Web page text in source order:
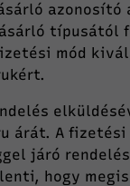
azonosító
típusától
mód
árát. A fizetési
járó
hogy